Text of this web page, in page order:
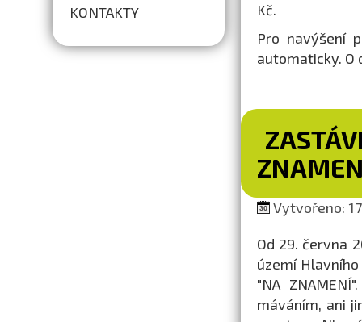
KONTAKTY
Kč.
Pro navýšení
automaticky. O
Vytvořeno:
Od 29. června
území
"NA
máváním, ani